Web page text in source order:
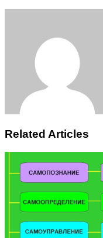
Related Articles